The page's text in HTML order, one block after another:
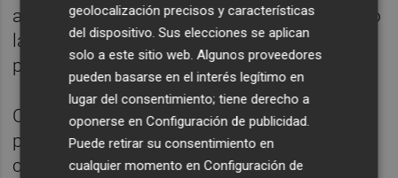
alguna conexión entre Rauff y Pinochet, pero
las vidas de ambos habían estado
profundamente entrelazadas.
Calle Londres 38 es la historia de un viaje
personal en busca de los orígenes y las
consecuencias de esa relación, un camino
geolocalización precisos y características
del dispositivo. Sus elecciones se aplican
solo a este sitio web. Algunos proveedores
pueden basarse en el interés legítimo en
lugar del consentimiento; tiene derecho a
oponerse enConfiguración de publicidad.
Puede retirar su consentimiento en
cualquier momento enConfiguración de